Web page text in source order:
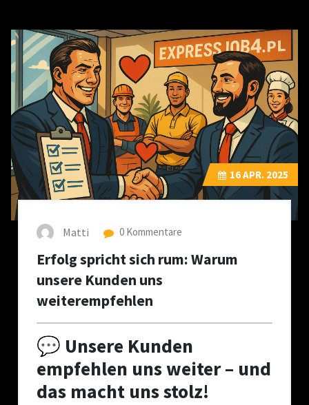
16APR. 2025
Matti 0 Kommentare
Erfolg spricht sich rum: Warum
unsere Kunden uns
weiterempfehlen
💬 Unsere Kunden
empfehlen uns weiter – und
das macht uns stolz!